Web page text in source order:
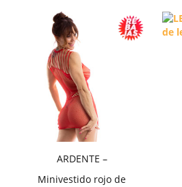
ARDENTE –
Minivestido rojo de